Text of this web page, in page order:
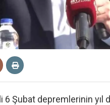
Şubat depremlerinin yıl